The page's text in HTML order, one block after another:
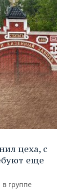
цеха, с
еще
группе